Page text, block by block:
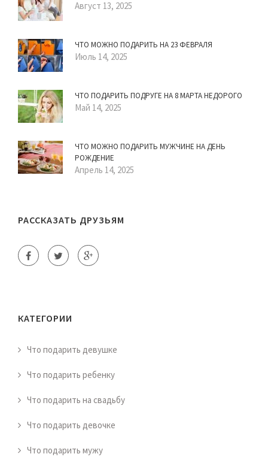
Август 13, 2025
ЧТО МОЖНО ПОДАРИТЬ НА 23 ФЕВРАЛЯ
Июль 14, 2025
ЧТО ПОДАРИТЬ ПОДРУГЕ НА 8 МАРТА НЕДОРОГО
Май 14, 2025
ЧТО МОЖНО ПОДАРИТЬ МУЖЧИНЕ НА ДЕНЬ
РОЖДЕНИЕ
Апрель 14, 2025
РАССКАЗАТЬ ДРУЗЬЯМ
КАТЕГОРИИ
Что подарить девушке
Что подарить ребенку
Что подарить на свадьбу
Что подарить девочке
Что подарить мужу